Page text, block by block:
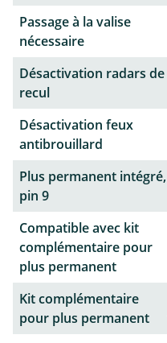
Passage à la valise
nécessaire
Désactivation radars de
recul
Désactivation feux
antibrouillard
Plus permanent intégré,
pin 9
Compatible avec kit
complémentaire pour
plus permanent
Kit complémentaire
pour plus permanent